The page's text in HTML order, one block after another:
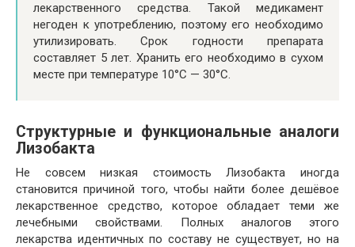
лекарственного средства. Такой медикамент
негоден к употреблению, поэтому его необходимо
утилизировать. Срок годности препарата
составляет 5 лет. Хранить его необходимо в сухом
месте при температуре 10°С — 30°С.
Структурные и функциональные аналоги
Лизобакта
Не совсем низкая стоимость Лизобакта иногда
становится причиной того, чтобы найти более дешёвое
лекарственное средство, которое обладает теми же
лечебными свойствами. Полных аналогов этого
лекарства идентичных по составу не существует, но на